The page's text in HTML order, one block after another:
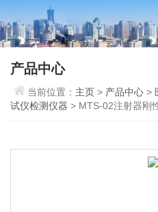
产品中心
当前位置： 主页> 产品中心 >
试仪检测仪器 > MTS-02注射器刚